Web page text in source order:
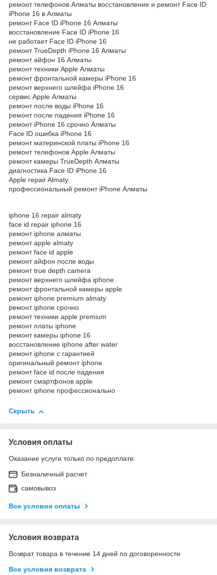
ремонт телефонов Алматы восстановление и ремонт Face ID
iPhone 16 в Алматы
ремонт Face ID iPhone 16 Алматы
восстановление Face ID iPhone 16
не работает Face ID iPhone 16
ремонт TrueDepth iPhone 16 Алматы
ремонт айфон 16 Алматы
ремонт техники Apple Алматы
ремонт фронтальной камеры iPhone 16
ремонт верхнего шлейфа iPhone 16
сервис Apple Алматы
ремонт после воды iPhone 16
ремонт после падения iPhone 16
ремонт iPhone 16 срочно Алматы
Face ID ошибка iPhone 16
ремонт материнской платы iPhone 16
ремонт телефонов Apple Алматы
ремонт камеры TrueDepth Алматы
диагностика Face ID iPhone 16
Apple repair Almaty
профессиональный ремонт iPhone Алматы
iphone 16 repair almaty
face id repair iphone 16
ремонт iphone алматы
ремонт apple almaty
ремонт face id apple
ремонт айфон после воды
ремонт true depth camera
ремонт верхнего шлейфа iphone
ремонт фронтальной камеры apple
ремонт iphone premium almaty
ремонт iphone срочно
ремонт техники apple premium
ремонт платы iphone
ремонт камеры iphone 16
восстановление iphone after water
ремонт iphone с гарантией
оригинальный ремонт iphone
ремонт face id после падения
ремонт смартфонов apple
ремонт iphone профессионально
Скрыть
Условия оплаты
Оказание услуги только по предоплате.
Безналичный расчет
самовывоз
Все условия оплаты
Условия возврата
Возврат товара в течение 14 дней по договоренности
Все условия возврата